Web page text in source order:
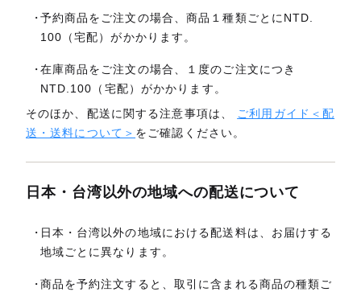
予約商品をご注文の場合、商品１種類ごとにNTD.
100（宅配）がかかります。
在庫商品をご注文の場合、１度のご注文につき
NTD.100（宅配）がかかります。
そのほか、配送に関する注意事項は、
ご利用ガイド＜配
送・送料について＞ をご確認ください。
日本・台湾以外の地域への配送について
日本・台湾以外の地域における配送料は、お届けする
地域ごとに異なります。
商品を予約注文すると、取引に含まれる商品の種類ご